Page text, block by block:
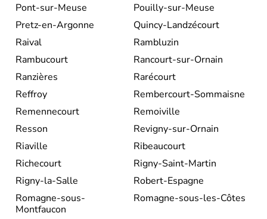
Pont-sur-Meuse
Pouilly-sur-Meuse
Pretz-en-Argonne
Quincy-Landzécourt
Raival
Rambluzin
Rambucourt
Rancourt-sur-Ornain
Ranzières
Rarécourt
Reffroy
Rembercourt-Sommaisne
Remennecourt
Remoiville
Resson
Revigny-sur-Ornain
Riaville
Ribeaucourt
Richecourt
Rigny-Saint-Martin
Rigny-la-Salle
Robert-Espagne
Romagne-sous-
Montfaucon
Romagne-sous-les-Côtes